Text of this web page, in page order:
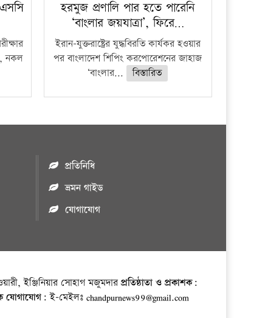
নকল
হরমুজ প্রণালি পার হতে পারেনি
‘বাংলার জয়যাত্রা’, ফিরে…
ইরান-যুক্তরাষ্ট্রের যুদ্ধবিরতি কার্যকর হওয়ার
পর বাংলাদেশ শিপিং করপোরেশনের জাহাজ
‘বাংলার...
বিস্তারিত
প্রতিনিধি
ভ্রমন গাইড
যোগাযোগ
ইঞ্জিনিয়ার সোহাগ মজুমদারপ্রতিষ্ঠাতা ও প্রকাশক:
যোগাযোগ: ই-মেইলঃ chandpurnews99@gmail.com